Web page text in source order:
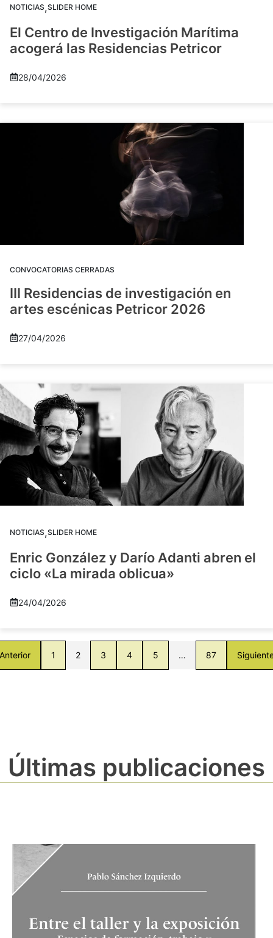
NOTICIAS,SLIDER HOME
El Centro de Investigación Marítima
acogerá las Residencias Petricor
28/04/2026
CONVOCATORIAS CERRADAS
III Residencias de investigación en
artes escénicas Petricor 2026
27/04/2026
NOTICIAS,SLIDER HOME
Enric González y Darío Adanti abren el
ciclo «La mirada oblicua»
24/04/2026
1 2 3 4 5 … 87
Últimas publicaciones